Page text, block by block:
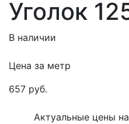
Уголок
В наличии
Цена за метр
657 руб.
Актуальные цены